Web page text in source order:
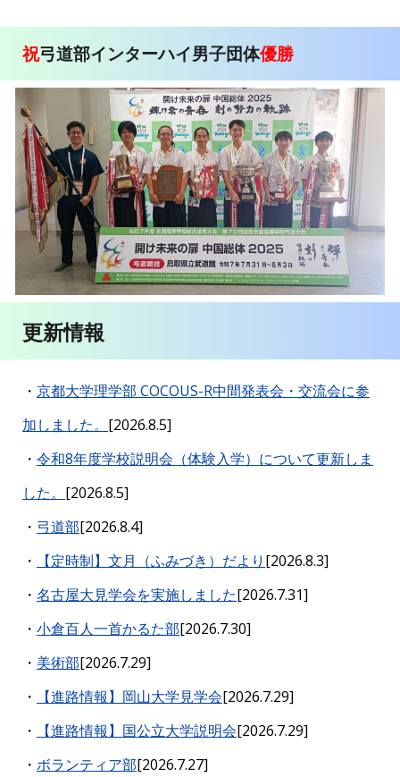
祝弓道部インターハイ男子団体優勝
更新情報
・京都大学理学部 COCOUS-R中間発表会・交流会に参
加しました。 [2026.8.5]
・令和8年度学校説明会（体験入学）について更新しま
した。 [2026.8.5]
・ 弓道部[2026.8.4]
・
【定時制】文月（ふみづき）だより [2026.8.3]
・名古屋大見学会を実施しました[2026.7.31]
・小倉百人一首かるた部[2026.7.30]
・ 美術部[2026.7.29]
・
【進路情報】 岡山大学見学会[2026.7.29]
・
【進路情報】 国公立大学説明会[2026.7.29]
・ボランティア部[2026.7.27]